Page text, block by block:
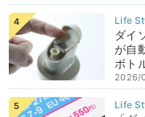
ダイ
が自
ボト
2026/